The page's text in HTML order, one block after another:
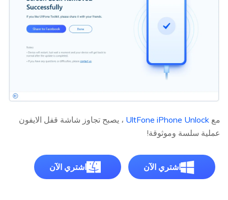
مع UltFone iPhone Unlock ، يصبح تجاوز شاشة قفل الايفون
عملية سلسة وموثوقة!
اشتري الآن اشتري الآن